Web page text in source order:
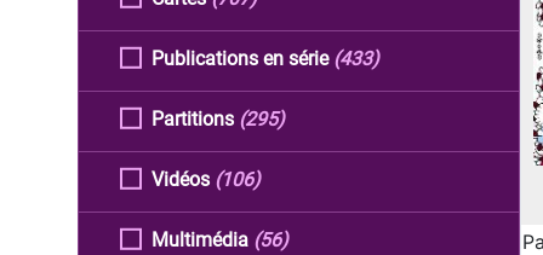
Publications en série (433)
Partitions (295)
Vidéos (106)
Multimédia (56)